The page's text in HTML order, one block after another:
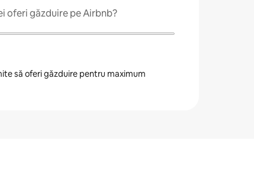
oferi găzduire pe Airbnb?
să oferi găzduire pentru maximum